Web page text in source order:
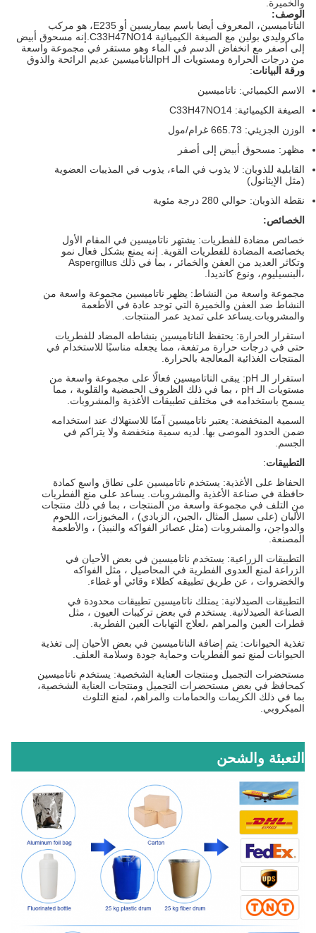
والخميرة.
الوصف:
الناتاميسين، المعروف أيضا باسم بيماريسين أو E235، هو مركب
ماكروليدي بولين مع الصيغة الكيميائية C33H47NO14.إنه مسحوق أبيض
إلى أصفر مع انخفاض الدسم في الماء وهو مستقر في مجموعة واسعة
من درجات الحرارة ومستويات الـ pHالناتاميسين عديم الرائحة والذوق
ورقة البيانات:
الاسم الكيميائي: ناتاميسين
الصيغة الكيميائية: C33H47NO14
الوزن الجزيئي: 665.73 غرام/مول
مظهر: مسحوق أبيض إلى أصفر
القابلية للذوبان: لا يذوب في الماء، يذوب في المذيبات العضوية
(مثل الإيثانول)
نقطة الذوبان: حوالي 280 درجة مئوية
الخصائص:
خصائص مضادة للفطريات: يشتهر ناتاميسين في المقام الأول
بخصائصه المضادة للفطريات القوية. إنه يمنع بشكل فعال نمو
وتكاثر العديد من العفن والخمائر ، بما في ذلك Aspergillus
،البنسيليوم، ونوع كانديدا.
مجموعة واسعة من النشاط: يظهر ناتاميسين مجموعة واسعة من
النشاط ضد العفن والخميرة التي توجد عادة في الأطعمة
والمشروبات.يساعد على تمديد عمر المنتجات.
استقرار الحرارة: يحتفظ الناتاميسين بنشاطه المضاد للفطريات
حتى في درجات حرارة مرتفعة، مما يجعله مناسبًا للاستخدام في
المنتجات الغذائية المعالجة بالحرارة.
استقرار الـ pH: يبقى الناتاميسين فعالًا على مجموعة واسعة من
مستويات الـ pH ، بما في ذلك الظروف الحمضية والقلوية ، مما
يسمح باستخدامه في مختلف تطبيقات الأغذية والمشروبات.
السمية المنخفضة: يعتبر ناتاميسين آمنًا للاستهلاك عند استخدامه
ضمن الحدود الموصى بها. لديه سمية منخفضة ولا يتراكم في
الجسم.
التطبيقات:
الحفاظ على الأغذية: يستخدم ناتاميسين على نطاق واسع كمادة
حافظة في صناعة الأغذية والمشروبات. يساعد على منع الفطريات
من التلف في مجموعة واسعة من المنتجات ، بما في ذلك منتجات
الألبان (على سبيل المثال ،الجبن، الزبادي) ، المخبوزات، اللحوم
والدواجن، والمشروبات (مثل عصائر الفواكه والنبيذ) ، والأطعمة
المصنعة.
التطبيقات الزراعية: يستخدم ناتاميسين في بعض الأحيان في
الزراعة لمنع العدوى الفطرية في المحاصيل ، مثل الفواكه
والخضروات ، عن طريق تطبيقه كطلاء وقائي أو غطاء.
التطبيقات الصيدلانية: يمتلك ناتاميسين تطبيقات محدودة في
الصناعة الصيدلانية. يستخدم في بعض تركيبات العيون ، مثل
قطرات العين والمراهم ،لعلاج التهابات العين الفطرية.
تغذية الحيوانات: يتم إضافة الناتاميسين في بعض الأحيان إلى تغذية
الحيوانات لمنع نمو الفطريات وحماية جودة وسلامة العلف.
مستحضرات التجميل ومنتجات العناية الشخصية: يستخدم ناتاميسين
كمحافظ في بعض مستحضرات التجميل ومنتجات العناية الشخصية،
بما في ذلك الكريمات والحمامات والمراهم، لمنع التلوث
الميكروبي.
التعبئة والشحن